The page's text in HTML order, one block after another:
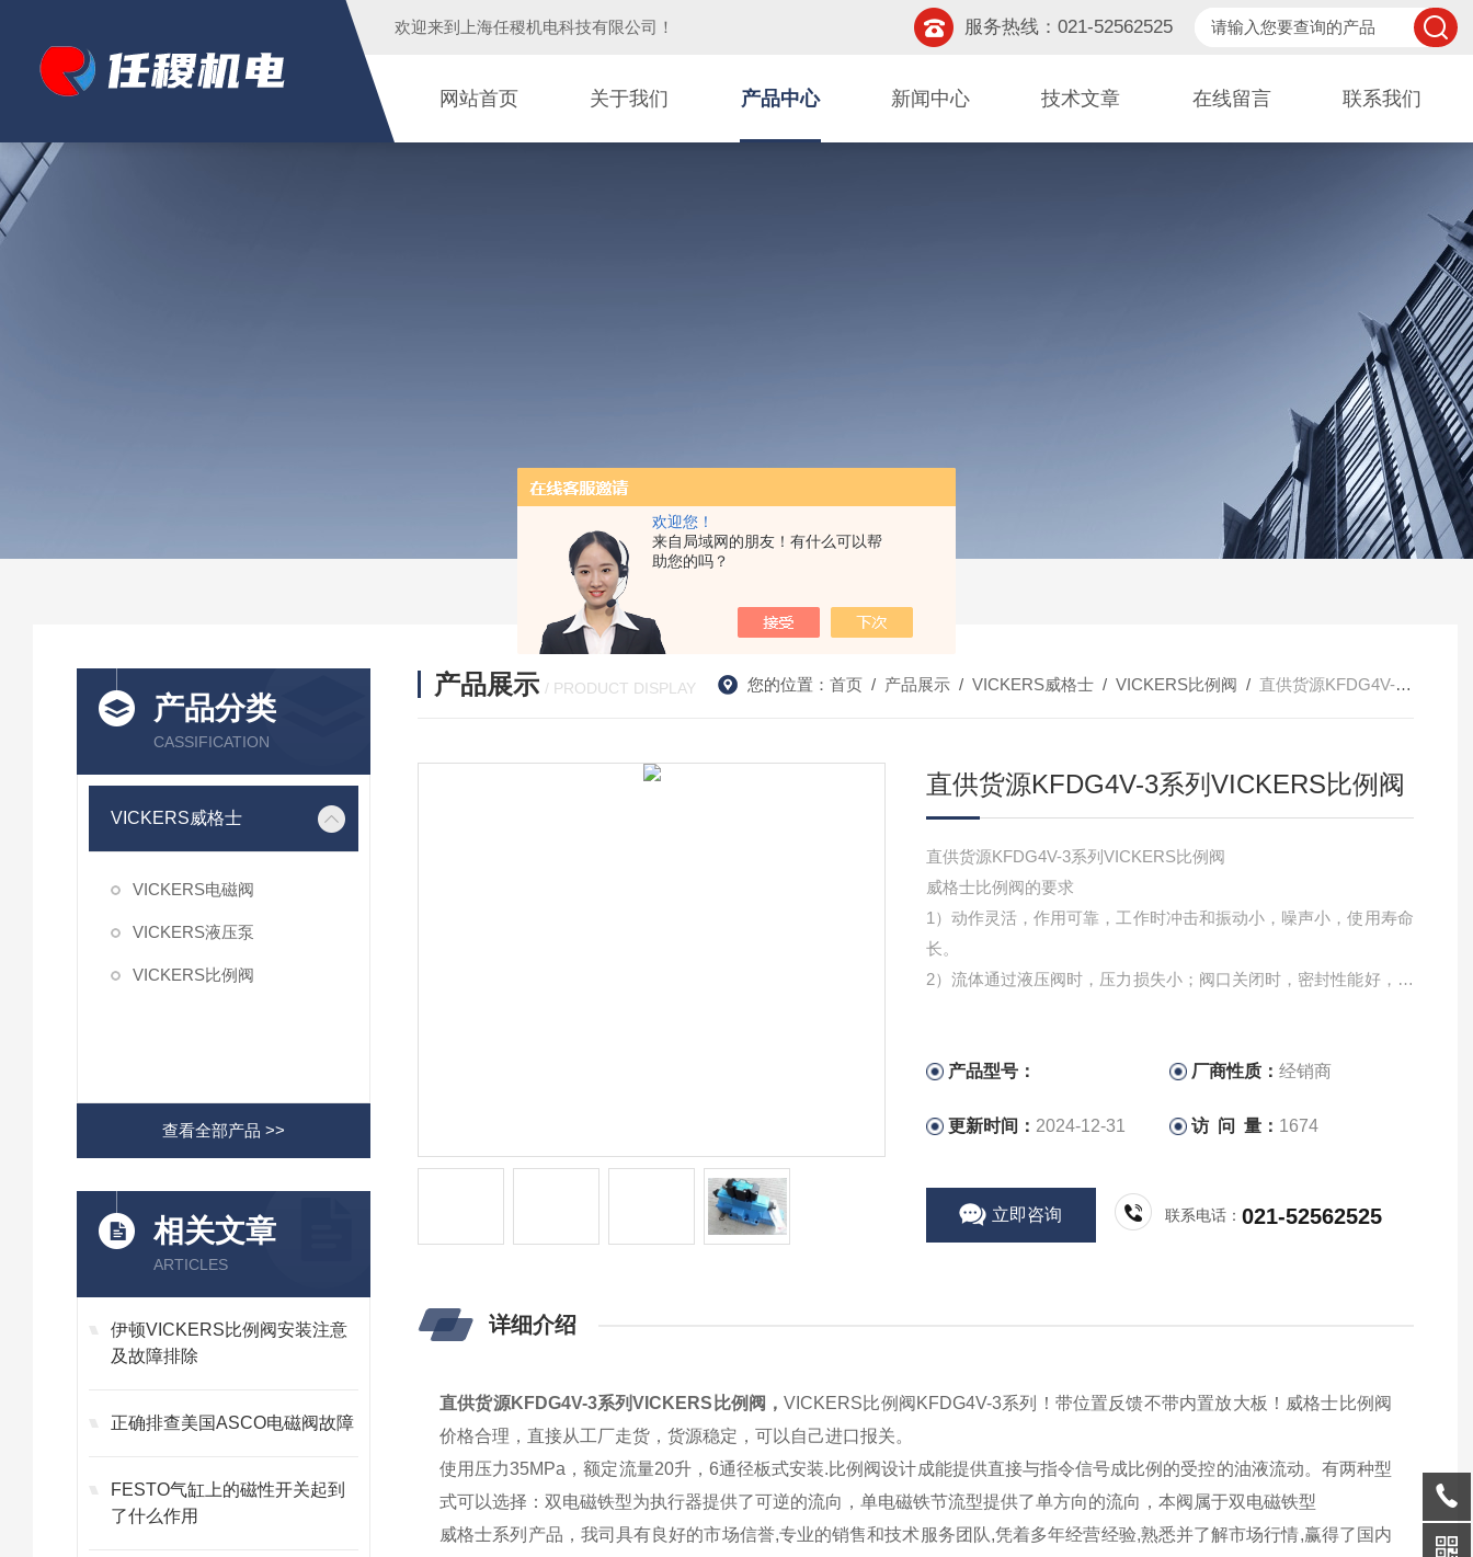
欢迎您！
来自局域网的朋友！有什么可以帮
助您的吗？
欢迎来到 上海任稷机电科技有限公司 ！ 服务热线：021-52562525
网站首页 关于我们 产品中心 新闻中心 技术文章 在线留言 联系我们
产品分类
CASSIFICATION
VICKERS威格士
VICKERS电磁阀
VICKERS液压泵
VICKERS比例阀
查看全部产品 >>
相关文章
ARTICLES
伊顿VICKERS比例阀安装注意
及故障排除
正确排查美国ASCO电磁阀故障
FESTO气缸上的磁性开关起到
了什么作用
产品展示 / PRODUCT DISPLAY 您的位置： 首页/ 产品展示/ VICKERS威格士/ VICKERS比例阀 / 直供货源KFDG4V-3系列VICKERS比例阀
直供货源KFDG4V-3系列VICKERS比例阀
直供货源KFDG4V-3系列VICKERS比例阀
威格士比例阀的要求
1）动作灵活，作用可靠，工作时冲击和振动小，噪声小，使用寿命
长。
2）流体通过液压阀时，压力损失小；阀口关闭时，密封性能好，内
4）结构紧凑，安装、调试、使用、维护方便，通用性好。
产品型号： 厂商性质：经销商
更新时间： 2024-12-31 访 问 量： 1674
立即咨询 联系电话：021-52562525
详细介绍
直供货源KFDG4V-3系列VICKERS比例阀 ，VICKERS比例阀KFDG4V-3系列！带位置反馈不带内置放大板！威格士比例阀
价格合理，直接从工厂走货，货源稳定，可以自己进口报关。
使用压力35MPa，额定流量20升，6通径板式安装.比例阀设计成能提供直接与指令信号成比例的受控的油液流动。有两种型
式可以选择：双电磁铁型为执行器提供了可逆的流向，单电磁铁节流型提供了单方向的流向，本阀属于双电磁铁型
威格士系列产品，我司具有良好的市场信誉,专业的销售和技术服务团队,凭着多年经营经验,熟悉并了解市场行情,赢得了国内